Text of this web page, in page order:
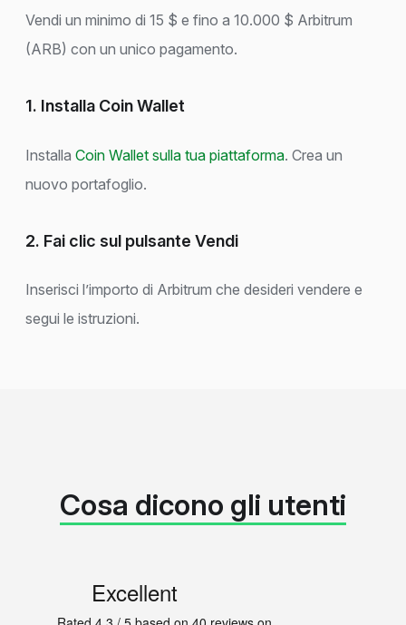
Vendi un minimo di 15 $ e fino a 10.000 $ Arbitrum
(ARB) con un unico pagamento.
1. Installa Coin Wallet
Installa Coin Wallet sulla tua piattaforma. Crea un
nuovo portafoglio.
2. Fai clic sul pulsante Vendi
Inserisci l’importo di Arbitrum che desideri vendere e
segui le istruzioni.
Cosa dicono gli utenti